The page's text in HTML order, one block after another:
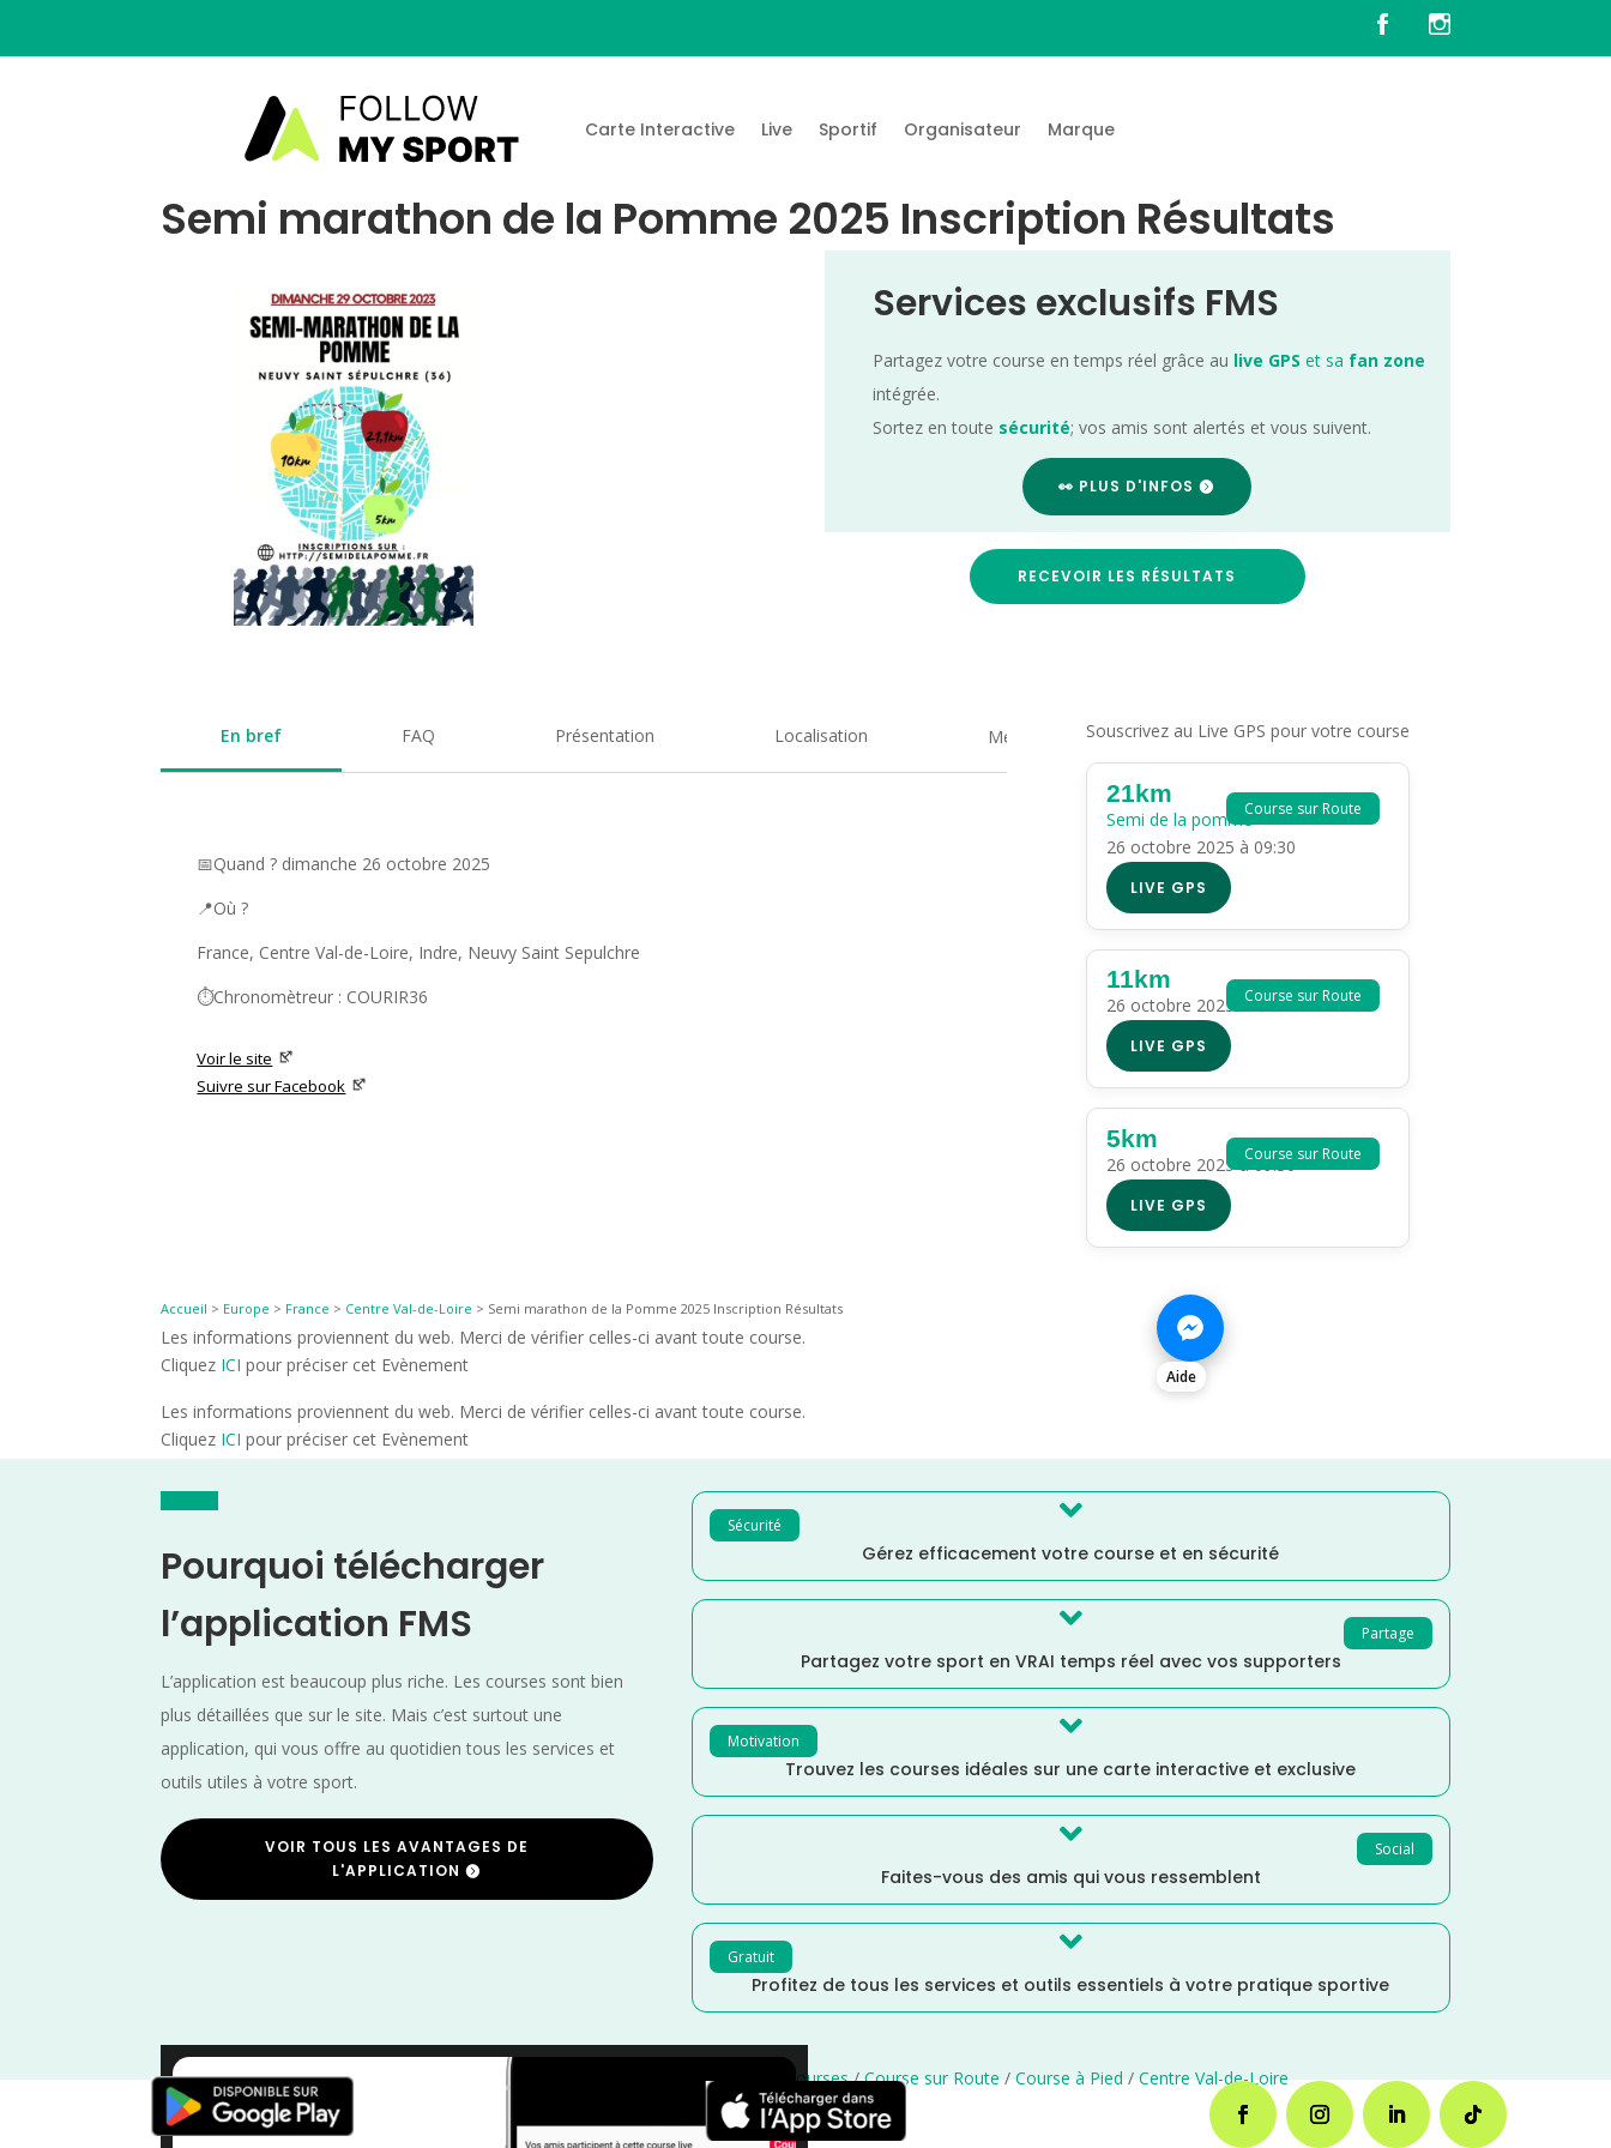
Carte Interactive Live Sportif Organisateur Marque
Semi marathon de la Pomme 2025 Inscription Résultats
Services exclusifs FMS
Partagez votre course en temps réel grâce au live GPS et sa fan zone
intégrée.
Sortez en toute sécurité; vos amis sont alertés et vous suivent.
👀 PLUS D'INFOS
RECEVOIR LES RÉSULTATS
En bref FAQ Présentation Localisation Medias
📅Quand ? dimanche 26 octobre 2025
📍Où ?
France, Centre Val-de-Loire, Indre, Neuvy Saint Sepulchre
⏱️Chronomètreur : COURIR36
Voir le site
Suivre sur Facebook
Souscrivez au Live GPS pour votre course
Course sur Route
21km
Semi de la pomme
26 octobre 2025 à 09:30
LIVE GPS
Course sur Route
11km
26 octobre 2025 à 09:30
LIVE GPS
Course sur Route
5km
26 octobre 2025 à 09:30
LIVE GPS
Accueil > Europe > France > Centre Val-de-Loire > Semi marathon de la Pomme 2025 Inscription Résultats
Les informations proviennent du web. Merci de vérifier celles-ci avant toute course.
Cliquez ICI pour préciser cet Evènement
Les informations proviennent du web. Merci de vérifier celles-ci avant toute course.
Cliquez ICI pour préciser cet Evènement
Aide
Pourquoi télécharger
l’application FMS
L’application est beaucoup plus riche. Les courses sont bien
plus détaillées que sur le site. Mais c’est surtout une
application, qui vous offre au quotidien tous les services et
outils utiles à votre sport.
VOIR TOUS LES AVANTAGES DE
L'APPLICATION
Sécurité 
Gérez efficacement votre course et en sécurité
Partage

Partagez votre sport en VRAI temps réel avec vos supporters
Motivation 
Trouvez les courses idéales sur une carte interactive et exclusive
Social

Faites-vous des amis qui vous ressemblent
Gratuit 
Profitez de tous les services et outils essentiels à votre pratique sportive
×
Octobre France Distance Faible courses/Course sur Route/Course à Pied/Centre Val-de-Loire